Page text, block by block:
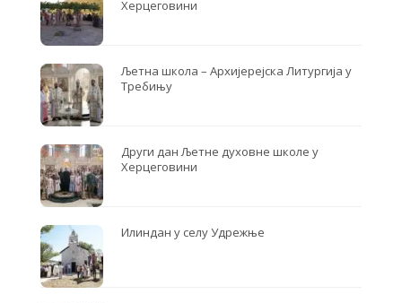
Херцеговини
Љетна школа – Архијерејска Литургија у
Требињу
Други дан Љетне духовне школе у
Херцеговини
Илиндан у селу Удрежње